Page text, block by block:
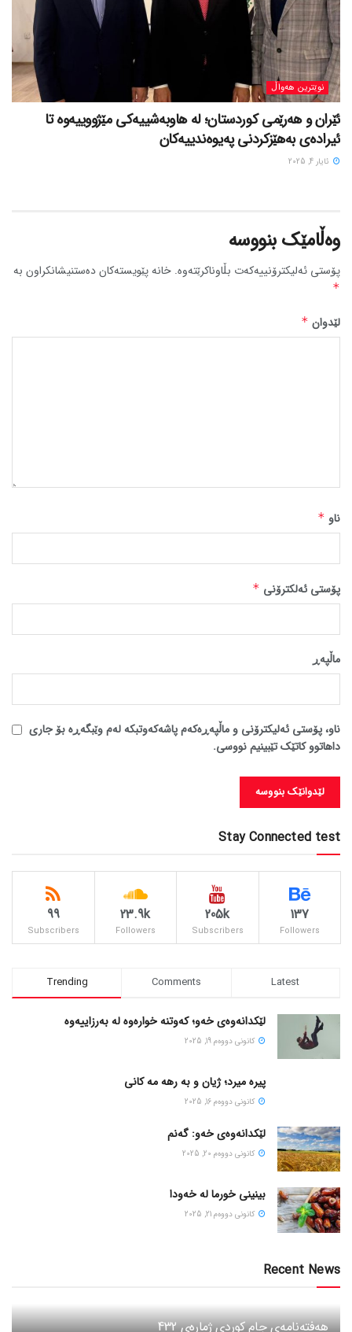
نوێترین هەواڵ
ئێران و هەرێمی کوردستان؛ لە هاوبەشییەکی مێژووییەوە تا
ئیرادەی بەهێزکردنی پەیوەندییەکان
ئایار 4, 2025
وەڵامێک بنووسە
پۆستی ئەلیکترۆنییەکەت بڵاوناکرێتەوە. خانە پێویستەکان دەستنیشانکراون بە
*
لێدوان *
ناو *
پۆستی ئەلکترۆنی *
ماڵپه‌ڕ
ناو، پۆستی ئەلیکترۆنی و ماڵپەڕەکەم پاشەکەوتبکە لەم وێبگەڕە بۆ جاری
داهاتوو کاتێک تێبینیم نووسی.
Stay Connected test
137
Followers
205k
Subscribers
23.9k
Followers
99
Subscribers
Trending Comments Latest
لێکدانەوەی خەو؛ کەوتنە خوارەوە لە بەرزاییەوە
كانونی دووه‌م 19, 2025
پیره میرد؛ ژیان و به رهه مه کانی
كانونی دووه‌م 16, 2025
لێکدانەوەی خەو: گەنم
كانونی دووه‌م 20, 2025
بینینی خورما لە خەودا
كانونی دووه‌م 21, 2025
Recent News
هەفتەنامەی جام کوردی ژمارەی 432